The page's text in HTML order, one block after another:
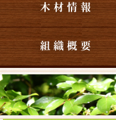
木 材 情 報
組 織 概 要